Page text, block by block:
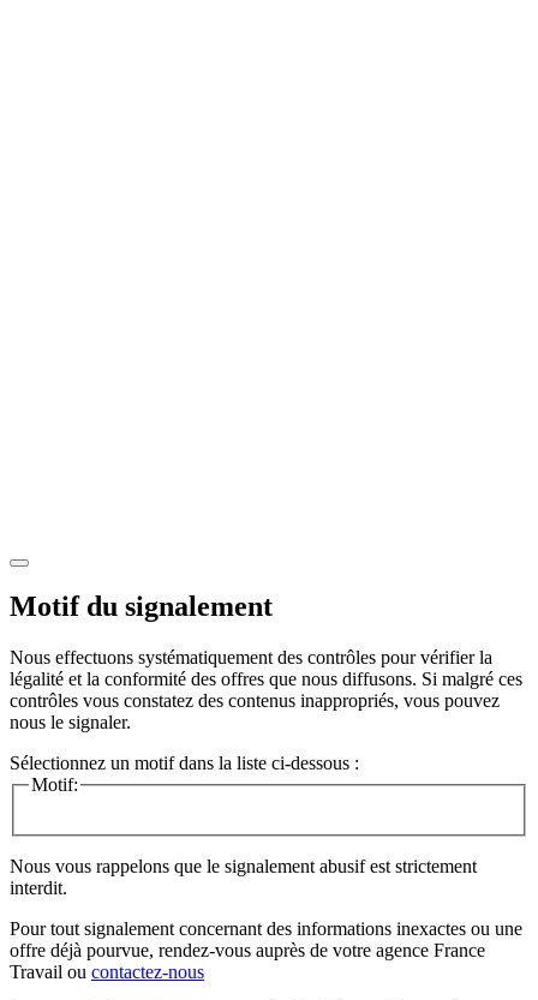
Motif du signalement
Nous effectuons systématiquement des contrôles pour vérifier la
légalité et la conformité des offres que nous diffusons. Si malgré ces
contrôles vous constatez des contenus inappropriés, vous pouvez
nous le signaler.
Sélectionnez un motif dans la liste ci-dessous :
Motif:
Nous vous rappelons que le signalement abusif est strictement
interdit.
Pour tout signalement concernant des informations inexactes ou une
offre déjà pourvue, rendez-vous auprès de votre agence France
Travail ou contactez-nous